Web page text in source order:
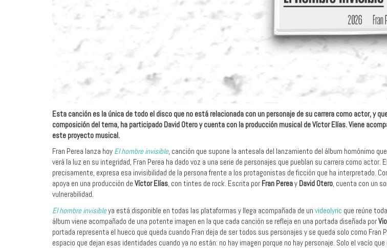
Esta canción es la única de todo el disco que no está relacionada con un personaje de su carrera como actor, y
composición del tema, ha participado David Otero y cuenta con la producción musical de Víctor Elías. Viene
este proyecto musical.
Fran Perea lanza hoy El hombre invisible, canción que supone la antesala del lanzamiento del álbum homónimo
verá la luz en su integridad, Fran Perea ha dado voz a una serie de personajes que pueblan su carrera como
precisamente, expresa esa invisibilidad de la persona frente a los protagonistas de ficción que ha interpretado.
apoya en una producción de Víctor Elías, con tintes de rock. Escrita porFran Pereay David Otero, cuenta con un
vulnerabilidad.
El hombre invisibleya está disponible en todas las plataformas y llega acompañada de un videolyric que reúne
álbum viene acompañado de una potente imagen en la que cada canción se refleja en una portada diseñada por
portada representa el hueco que queda cuando Fran deja de ser todos sus personajes y se queda solo como
espacio que dejan esas identidades cuando ya no están: no hay imagen porque no hay personaje. Solo el vacío